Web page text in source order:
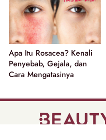
Apa Itu Rosacea? Kenali
Penyebab, Gejala, dan
Cara Mengatasinya